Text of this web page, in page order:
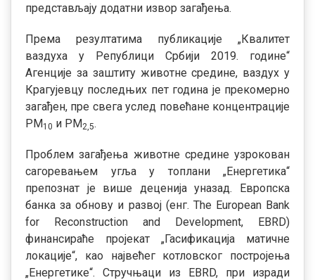
представљају додатни извор загађења.
Према резултатима публикације „Квалитет
ваздуха у Републици Србији 2019. године“
Агенције за заштиту животне средине, ваздух у
Крагујевцу последњих пет година је прекомерно
загађен, пре свега услед повећане концентрације
РМ10 и PM2,5.
Проблем загађења животне средине узрокован
сагоревањем угља у топлани „Енергетика“
препознат је више деценија уназад. Европска
банка за обнову и развој (енг. The European Bank
for Reconstruction and Development, EBRD)
финансираће пројекат „Гасификација матичне
локације“, као највећег котловског постројења
„Енергетике“. Стручњаци из EBRD, при изради